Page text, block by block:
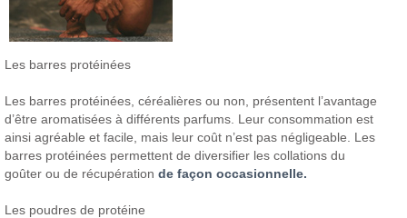
Les barres protéinées
Les barres protéinées, céréalières ou non, présentent l’avantage
d’être aromatisées à différents parfums. Leur consommation est
ainsi agréable et facile, mais leur coût n’est pas négligeable. Les
barres protéinées permettent de diversifier les collations du
goûter ou de récupérationde façon occasionnelle.
Les poudres de protéine